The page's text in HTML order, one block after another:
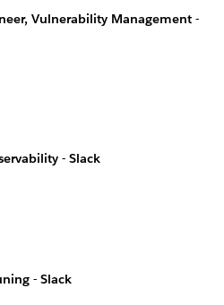
Vulnerability Management -
- Slack
- Slack